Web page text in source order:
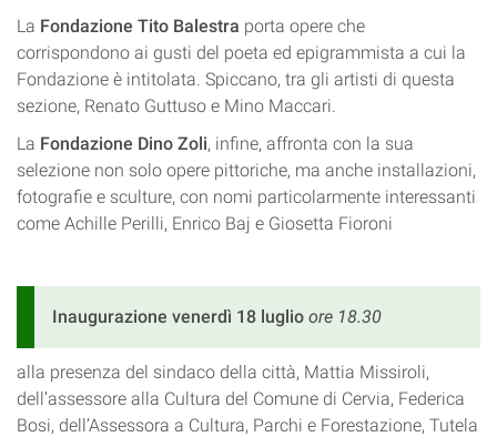
La Fondazione Tito Balestra porta opere che
corrispondono ai gusti del poeta ed epigrammista a cui la
Fondazione è intitolata. Spiccano, tra gli artisti di questa
sezione, Renato Guttuso e Mino Maccari.
La Fondazione Dino Zoli, infine, affronta con la sua
selezione non solo opere pittoriche, ma anche installazioni,
fotografie e sculture, con nomi particolarmente interessanti
come Achille Perilli, Enrico Baj e Giosetta Fioroni
Inaugurazione venerdì 18 luglio ore 18.30
alla presenza del sindaco della città, Mattia Missiroli,
dell’assessore alla Cultura del Comune di Cervia, Federica
Bosi, dell’Assessora a Cultura, Parchi e Forestazione, Tutela